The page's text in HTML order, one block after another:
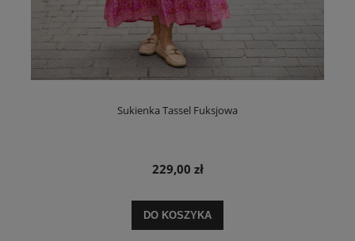
Sukienka Tassel Fuksjowa
229,00 zł
DO KOSZYKA